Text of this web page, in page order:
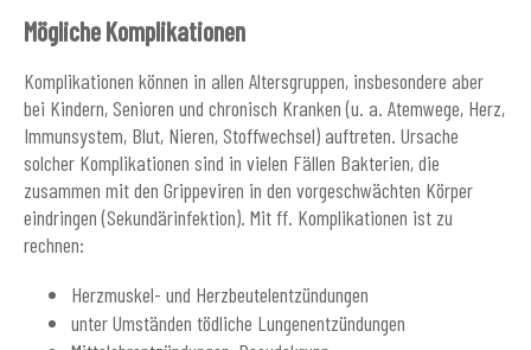
Mögliche Komplikationen
Komplikationen können in allen Altersgruppen, insbesondere aber
bei Kindern, Senioren und chronisch Kranken (u. a. Atemwege, Herz,
Immunsystem, Blut, Nieren, Stoffwechsel) auftreten. Ursache
solcher Komplikationen sind in vielen Fällen Bakterien, die
zusammen mit den Grippeviren in den vorgeschwächten Körper
eindringen (Sekundärinfektion). Mit ff. Komplikationen ist zu
rechnen:
Herzmuskel- und Herzbeutelentzündungen
unter Umständen tödliche Lungenentzündungen